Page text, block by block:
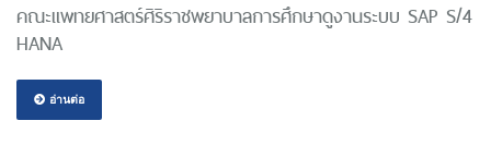
คณะแพทยศาสตร์ศิริราชพยาบาลการศึกษาดูงานระบบ SAP S/4
HANA
อ่านต่อ